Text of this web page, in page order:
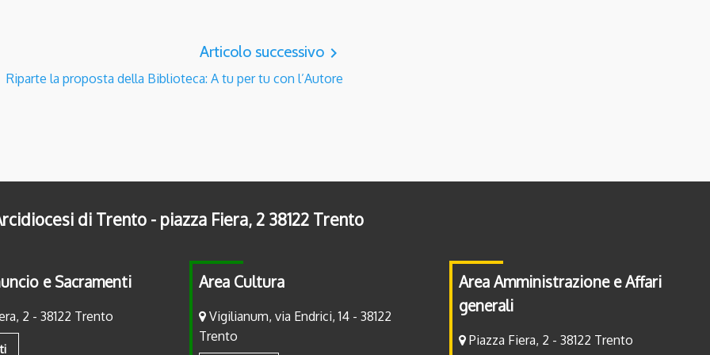
Articolo successivo navigate_next
Riparte la proposta della Biblioteca: A tu per tu con l’Autore
di Trento - piazza Fiera, 2 38122 Trento
e Sacramenti
2 - 38122 Trento
Area Cultura
Vigilianum, via Endrici, 14 - 38122
Trento
Area Amministrazione e Affari
generali
Piazza Fiera, 2 - 38122 Trento